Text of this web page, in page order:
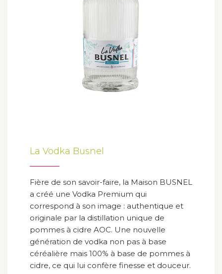
La Vodka Busnel
Fière de son savoir-faire, la Maison BUSNEL
a créé une Vodka Premium qui
correspond à son image : authentique et
originale par la distillation unique de
pommes à cidre AOC. Une nouvelle
génération de vodka non pas à base
céréalière mais 100% à base de pommes à
cidre, ce qui lui confère finesse et douceur.